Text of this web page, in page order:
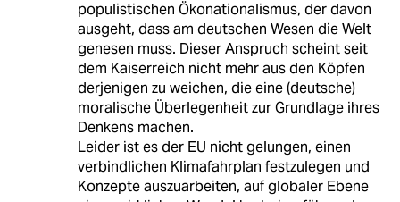
populistischen Ökonationalismus, der davon
ausgeht, dass am deutschen Wesen die Welt
genesen muss. Dieser Anspruch scheint seit
dem Kaiserreich nicht mehr aus den Köpfen
derjenigen zu weichen, die eine (deutsche)
moralische Überlegenheit zur Grundlage ihres
Denkens machen.
Leider ist es der EU nicht gelungen, einen
verbindlichen Klimafahrplan festzulegen und
Konzepte auszuarbeiten, auf globaler Ebene